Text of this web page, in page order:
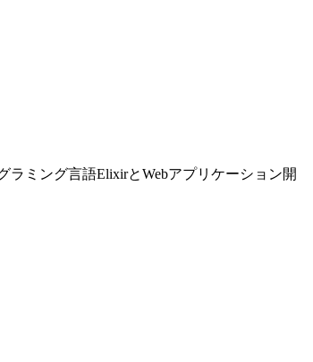
ラミング言語ElixirとWebアプリケーション開